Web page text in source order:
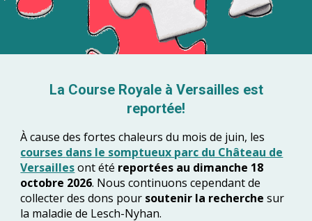
La Course Royale à Versailles est
reportée!
À cause des fortes chaleurs du mois de juin, les
courses dans le somptueux parc du Château de
Versailles ont été reportées au dimanche 18
octobre 2026. Nous continuons cependant de
collecter des dons pour soutenir la recherche sur
la maladie de Lesch-Nyhan.